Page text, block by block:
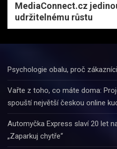
MediaConnect.cz
udržitelnému růstu
Psychologie obalu, proč
Vařte z toho, co máte doma:
spouští největší českou online
Automyčka Express slaví 20 let
„Zaparkuj chytře“